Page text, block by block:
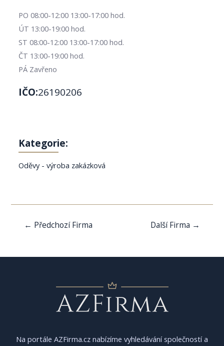
PO 08:00-12:00 13:00-17:00 hod.
ÚT 13:00-19:00 hod.
ST 08:00-12:00 13:00-17:00 hod.
ČT 13:00-19:00 hod.
PÁ Zavřeno
IČO:26190206
Kategorie:
Oděvy - výroba zakázková
Navigace
← Předchozí Firma Další Firma →
Na portále AZFirma.cz nabízíme vyhledávání společností a